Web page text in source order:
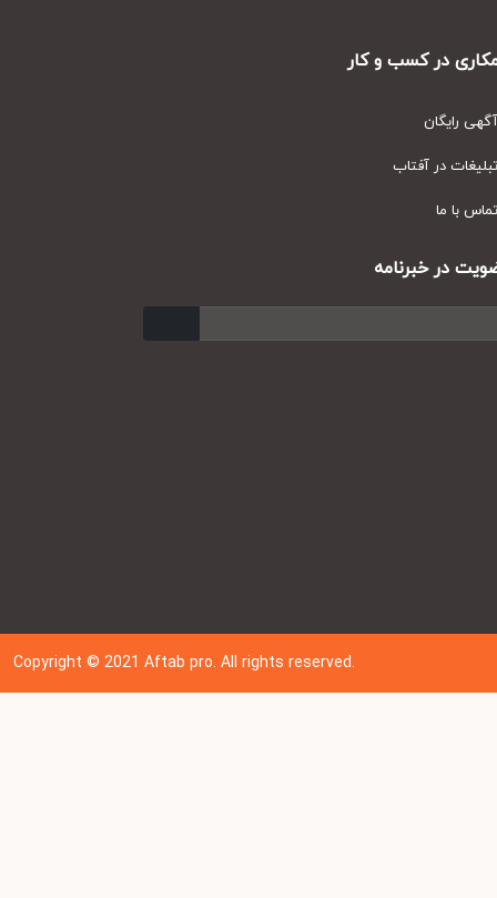
در کسب و کار
رایگان
در آفتاب
با ما
در خبرنامه
Copyright © 202 1Aftab pro. All rights reserved.